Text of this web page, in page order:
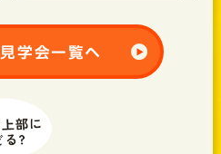
学会一覧へ